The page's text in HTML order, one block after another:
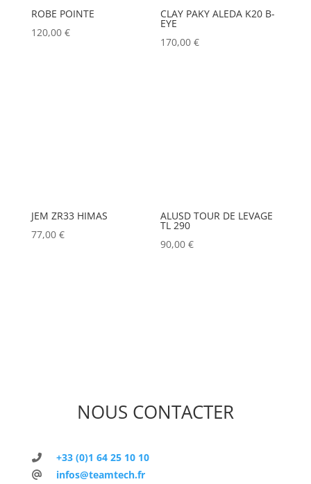
ROBE POINTE
120,00 €
CLAY PAKY ALEDA K20 B-
EYE
170,00€
JEM ZR33 HIMAS
77,00 €
ALUSD TOUR DE LEVAGE
TL 290
90,00€
NOUS CONTACTER
+33 (0)1 64 25 10 10
infos@teamtech.fr